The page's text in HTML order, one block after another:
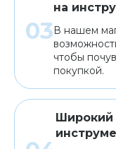
на
В нашем
чтобы
покупкой.
Широкий